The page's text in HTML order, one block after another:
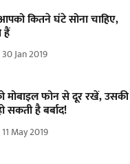
कितने घंटे सोना चाहिए,
हैं
30 Jan 2019
मोबाइल फोन से दूर रखें, उसकी
सकती है बर्बाद!
11 May 2019